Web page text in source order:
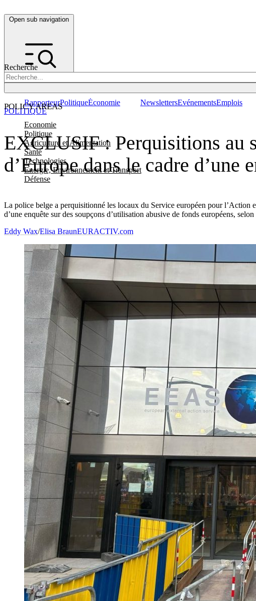
Open sub navigation
Recherche
POLICY AREAS
Economie
Politique
Agriculture et Alimentation
Santé
Technologies
Energie, Environnement et Transport
Défense
RapporteurPolitiqueÉconomie NewslettersEvénementsEmplois
EXCLUSIF : Perquisitions au
d’Europe dans le cadre d’une
La police belge a perquisitionné les locaux du Service européen pour
d’une enquête sur des soupçons d’utilisation abusive de fonds européens,
POLITIQUE
Eddy Wax/Elisa BraunEURACTIV.com